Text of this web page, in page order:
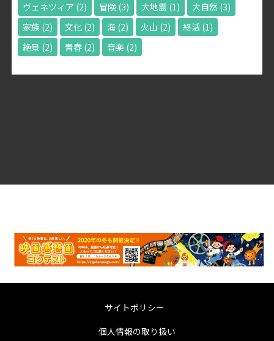
ヴェネツィア (2) 冒険(3) 大地震(1) 大自然 (3)
家族 (2) 文化(2) 海(2) 火山 (2) 終活(1)
絶景 (2) 青春(2) 音楽 (2)
サイトポリシー
個人情報の取り扱い